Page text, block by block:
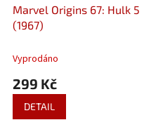
Marvel Origins 67: Hulk 5
(1967)
Vyprodáno
299 Kč
DETAIL